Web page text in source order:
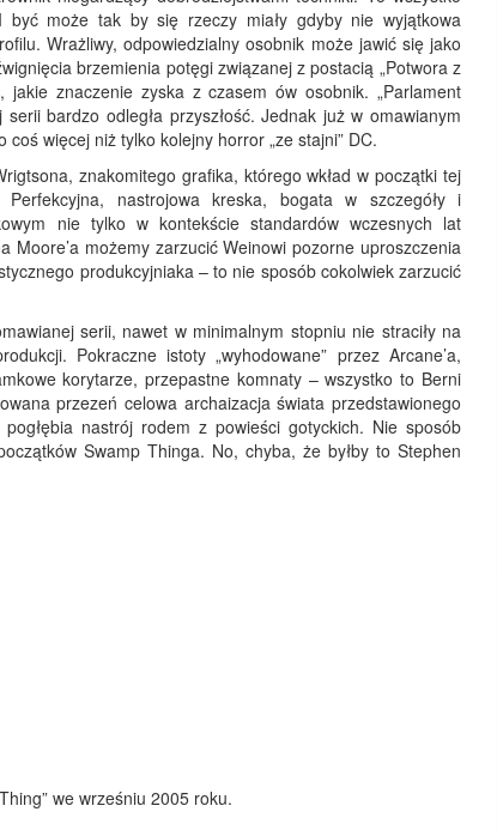
może tak by się rzeczy miały gdyby nie wyjątkowa
Wrażliwy, odpowiedzialny osobnik może jawić się jako
brzemienia potęgi związanej z postacią „Potwora z
znaczenie zyska z czasem ów osobnik. „Parlament
bardzo odległa przyszłość. Jednak już w omawianym
więcej niż tylko kolejny horror „ze stajni” DC.
znakomitego grafika, którego wkład w początki tej
nastrojowa kreska, bogata w szczegóły i
nie tylko w kontekście standardów wczesnych lat
możemy zarzucić Weinowi pozorne uproszczenia
produkcyjniaka – to nie sposób cokolwiek zarzucić
serii, nawet w minimalnym stopniu nie straciły na
Pokraczne istoty „wyhodowane” przez Arcane’a,
korytarze, przepastne komnaty – wszystko to Berni
przezeń celowa archaizacja świata przedstawionego
nastrój rodem z powieści gotyckich. Nie sposób
Swamp Thinga. No, chyba, że byłby to Stephen
we wrześniu 2005 roku.